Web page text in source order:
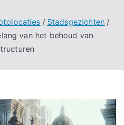
Stadsgezichten
van het behoud van